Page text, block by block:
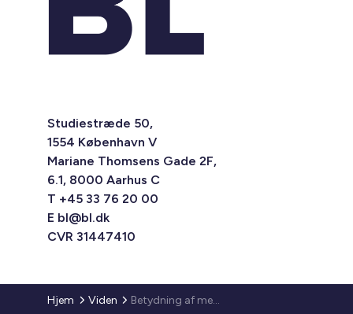
Studiestræde 50,
1554 København V
Mariane Thomsens Gade 2F,
6.1, 8000 Aarhus C
T +45 33 76 20 00
E bl@bl.dk
CVR 31447410
Hjem Viden Betydning af medbragt uddannelse for almene beboeres profil